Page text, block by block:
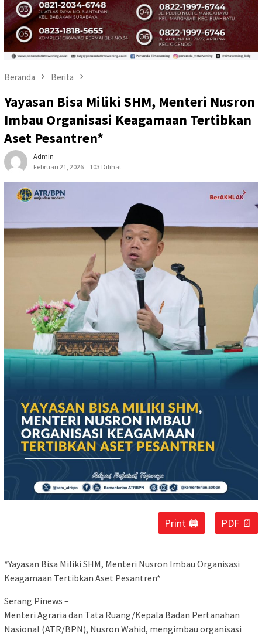
Beranda Berita
Yayasan Bisa Miliki SHM, Menteri Nusron
Imbau Organisasi Keagamaan Tertibkan
Aset Pesantren*
Admin
Februari 21, 2026
103 Dilihat
Print 🖨 PDF 📄
*Yayasan Bisa Miliki SHM, Menteri Nusron Imbau Organisasi
Keagamaan Tertibkan Aset Pesantren*
Serang Pinews –
Menteri Agraria dan Tata Ruang/Kepala Badan Pertanahan
Nasional (ATR/BPN), Nusron Wahid, mengimbau organisasi